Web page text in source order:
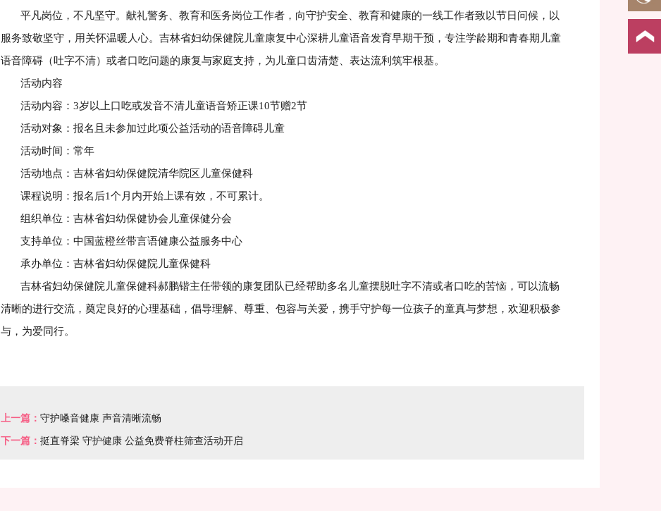
平凡岗位，不凡坚守。献礼警务、教育和医务岗位工作者，向守护安全、教育和健康的一线工作者致以节日问候，以
服务致敬坚守，用关怀温暖人心。吉林省妇幼保健院儿童康复中心深耕儿童语音发育早期干预，专注学龄期和青春期儿童
语音障碍（吐字不清）或者口吃问题的康复与家庭支持，为儿童口齿清楚、表达流利筑牢根基。
活动内容
活动内容：3岁以上口吃或发音不清儿童语音矫正课10节赠2节
活动对象：报名且未参加过此项公益活动的语音障碍儿童
活动时间：常年
活动地点：吉林省妇幼保健院清华院区儿童保健科
课程说明：报名后1个月内开始上课有效，不可累计。
组织单位：吉林省妇幼保健协会儿童保健分会
支持单位：中国蓝橙丝带言语健康公益服务中心
承办单位：吉林省妇幼保健院儿童保健科
吉林省妇幼保健院儿童保健科郝鹏锴主任带领的康复团队已经帮助多名儿童摆脱吐字不清或者口吃的苦恼，可以流畅
清晰的进行交流，奠定良好的心理基础，倡导理解、尊重、包容与关爱，携手守护每一位孩子的童真与梦想，欢迎积极参
与，为爱同行。
上一篇： 守护嗓音健康 声音清晰流畅
下一篇： 挺直脊梁 守护健康 公益免费脊柱筛查活动开启